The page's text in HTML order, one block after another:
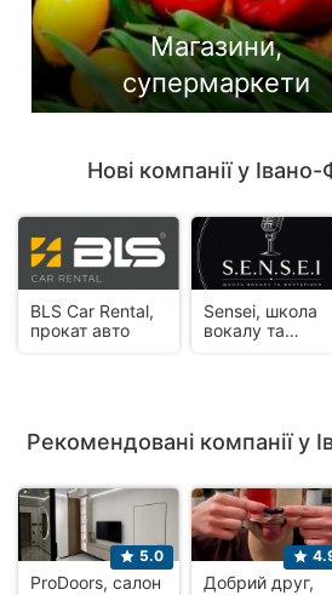
Магазини,
супермаркети
Нові компанії у
BLS Car Rental,
прокат авто
Sensei, школа
вокалу та
Рекомендовані компанії у
5.0
ProDoors, салон
Добрий друг,